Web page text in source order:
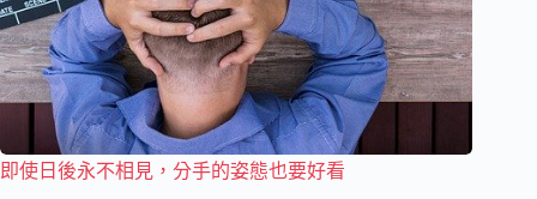
即使日後永不相見，分手的姿態也要好看